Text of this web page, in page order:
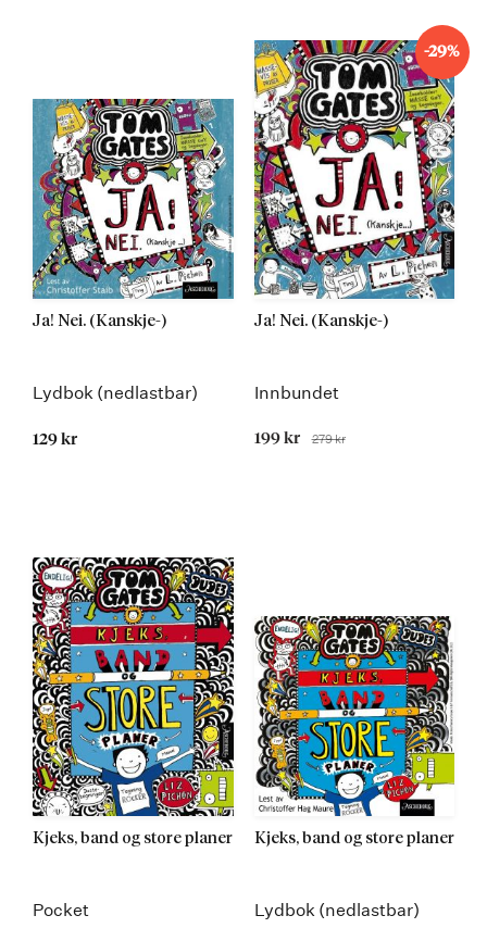
Ja! Nei. (Kanskje-)
Lydbok (nedlastbar)
129 kr
-29%
Ja! Nei. (Kanskje-)
Innbundet
Tilbudspris
199 kr Før
279 kr
Kjeks, band og store planer
Pocket
Kjeks, band og store planer
Lydbok (nedlastbar)